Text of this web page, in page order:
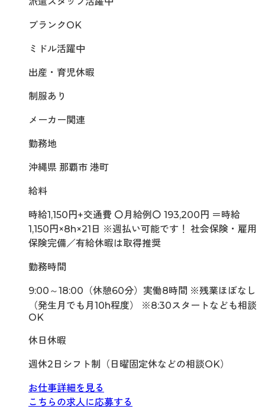
ブランクOK
ミドル活躍中
出産・育児休暇
制服あり
メーカー関連
勤務地
沖縄県 那覇市 港町
給料
時給1,150円+交通費 〇月給例〇 193,200円 ＝時給
1,150円×8h×21日 ※週払い可能です！ 社会保険・雇用
保険完備／有給休暇は取得推奨
勤務時間
9:00～18:00（休憩60分）実働8時間 ※残業ほぼなし
（発生月でも月10h程度） ※8:30スタートなども相談
OK
休日休暇
週休2日シフト制（日曜固定休などの相談OK）
お仕事詳細を見る
こちらの求人に応募する